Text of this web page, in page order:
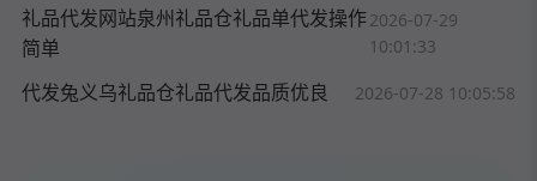
礼品代发网站泉州礼品仓礼品单代发操作
简单
2026-07-29
10:01:33
代发兔义乌礼品仓礼品代发品质优良 2026-07-28 10:05:58